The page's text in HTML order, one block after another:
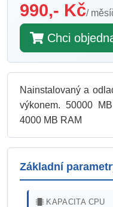
990,- Kč/
Chci
Nainstalovaný a
výkonem. 50000
4000 MB RAM
Základní
KAPACITA CPU